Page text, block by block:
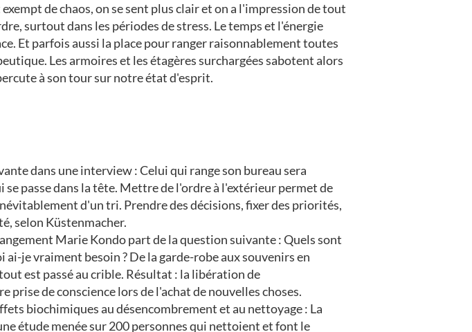
de chaos, on se sent plus clair et on a l'impression de tout
surtout dans les périodes de stress. Le temps et l'énergie
Et parfois aussi la place pour ranger raisonnablement toutes
Les armoires et les étagères surchargées sabotent alors
à son tour sur notre état d'esprit.
dans une interview : Celui qui range son bureau sera
passe dans la tête. Mettre de l'ordre à l'extérieur permet de
d'un tri. Prendre des décisions, fixer des priorités,
selon Küstenmacher.
Marie Kondo part de la question suivante : Quels sont
je vraiment besoin ? De la garde-robe aux souvenirs en
est passé au crible. Résultat : la libération de
de conscience lors de l'achat de nouvelles choses.
biochimiques au désencombrement et au nettoyage : La
étude menée sur 200 personnes qui nettoient et font le